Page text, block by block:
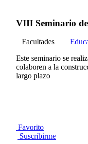
VIII Seminario de
Facultades
Este seminario se
colaboren a la
largo plazo
Favorito
Suscribirme